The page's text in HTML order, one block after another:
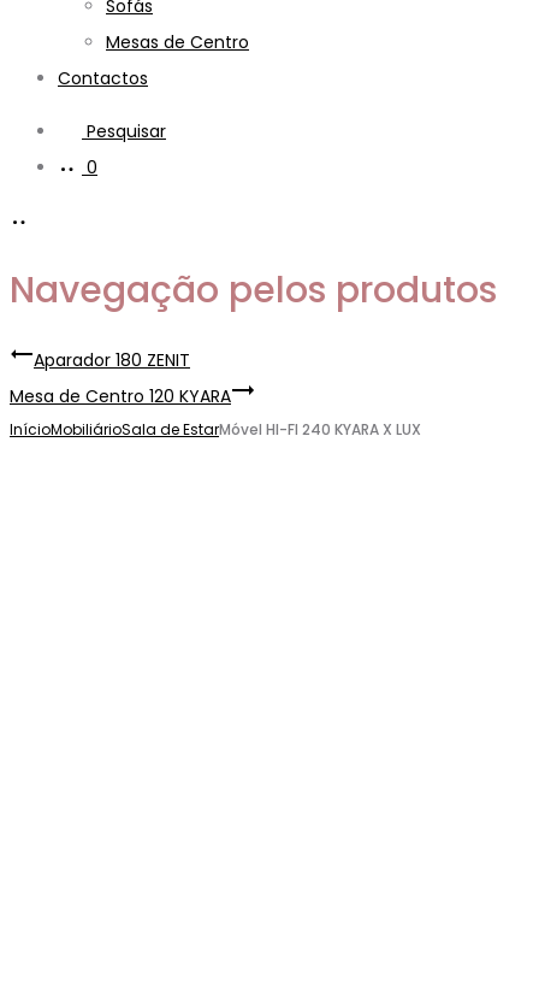
Sofás
Mesas de Centro
Contactos
Pesquisar
0
Navegação pelos produtos
Aparador 180 ZENIT
Mesa de Centro 120 KYARA
InícioMobiliárioSala de EstarMóvel HI-FI 240 KYARA X LUX